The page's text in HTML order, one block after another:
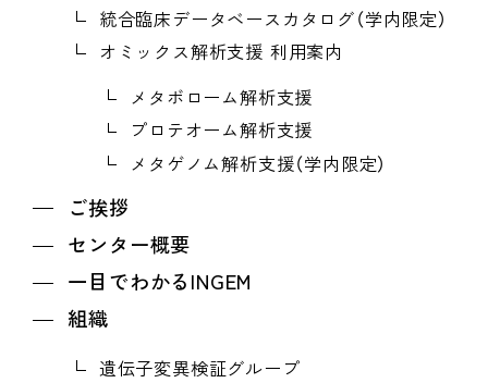
統合臨床データベースカタログ（学内限定）
オミックス解析支援 利用案内
メタボローム解析支援
プロテオーム解析支援
メタゲノム解析支援（学内限定）
ご挨拶
センター概要
一目でわかるINGEM
組織
遺伝子変異検証グループ